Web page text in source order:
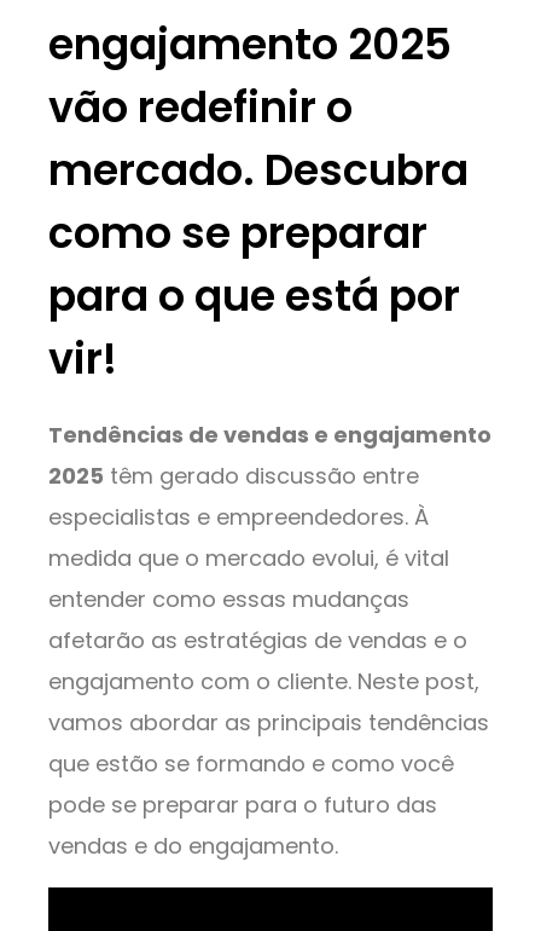
engajamento 2025
vão redefinir o
mercado. Descubra
como se preparar
para o que está por
vir!
Tendências de vendas e engajamento
2025 têm gerado discussão entre
especialistas e empreendedores. À
medida que o mercado evolui, é vital
entender como essas mudanças
afetarão as estratégias de vendas e o
engajamento com o cliente. Neste post,
vamos abordar as principais tendências
que estão se formando e como você
pode se preparar para o futuro das
vendas e do engajamento.